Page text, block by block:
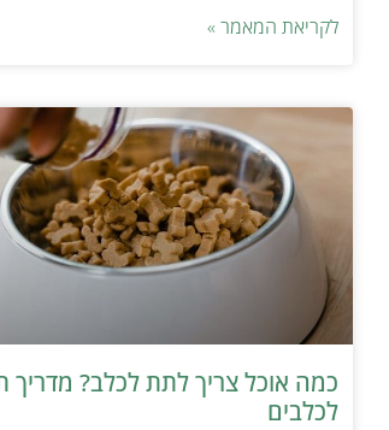
לקריאת המאמר »
כמה אוכל צריך לתת לכלב? מדריך
לכלבים